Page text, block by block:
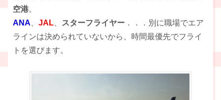
空港。
ANA
JAL スターフライヤー ．．．別に職場でエア
ラインは決められていないから、時間最優先でフライ
トを選びます。